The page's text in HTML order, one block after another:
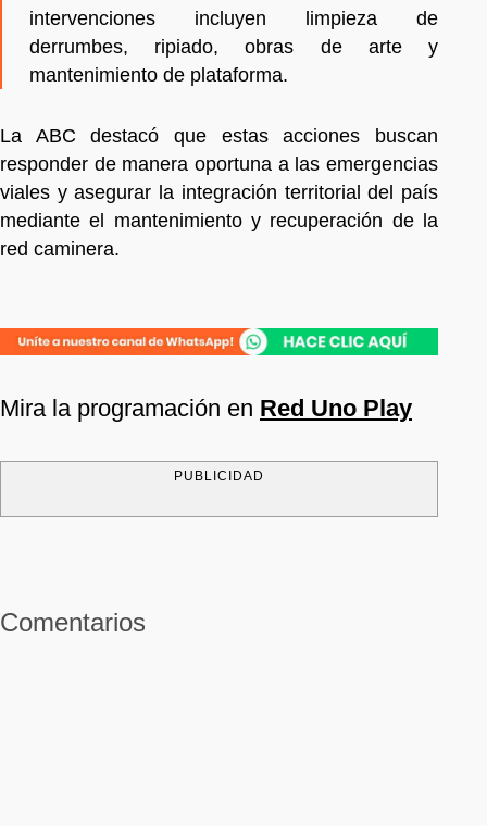
intervenciones incluyen limpieza de
derrumbes, ripiado, obras de arte y
mantenimiento de plataforma.
La ABC destacó que estas acciones buscan
responder de manera oportuna a las emergencias
viales y asegurar la integración territorial del país
mediante el mantenimiento y recuperación de la
red caminera.
Mira la programación en Red Uno Play
PUBLICIDAD
Comentarios